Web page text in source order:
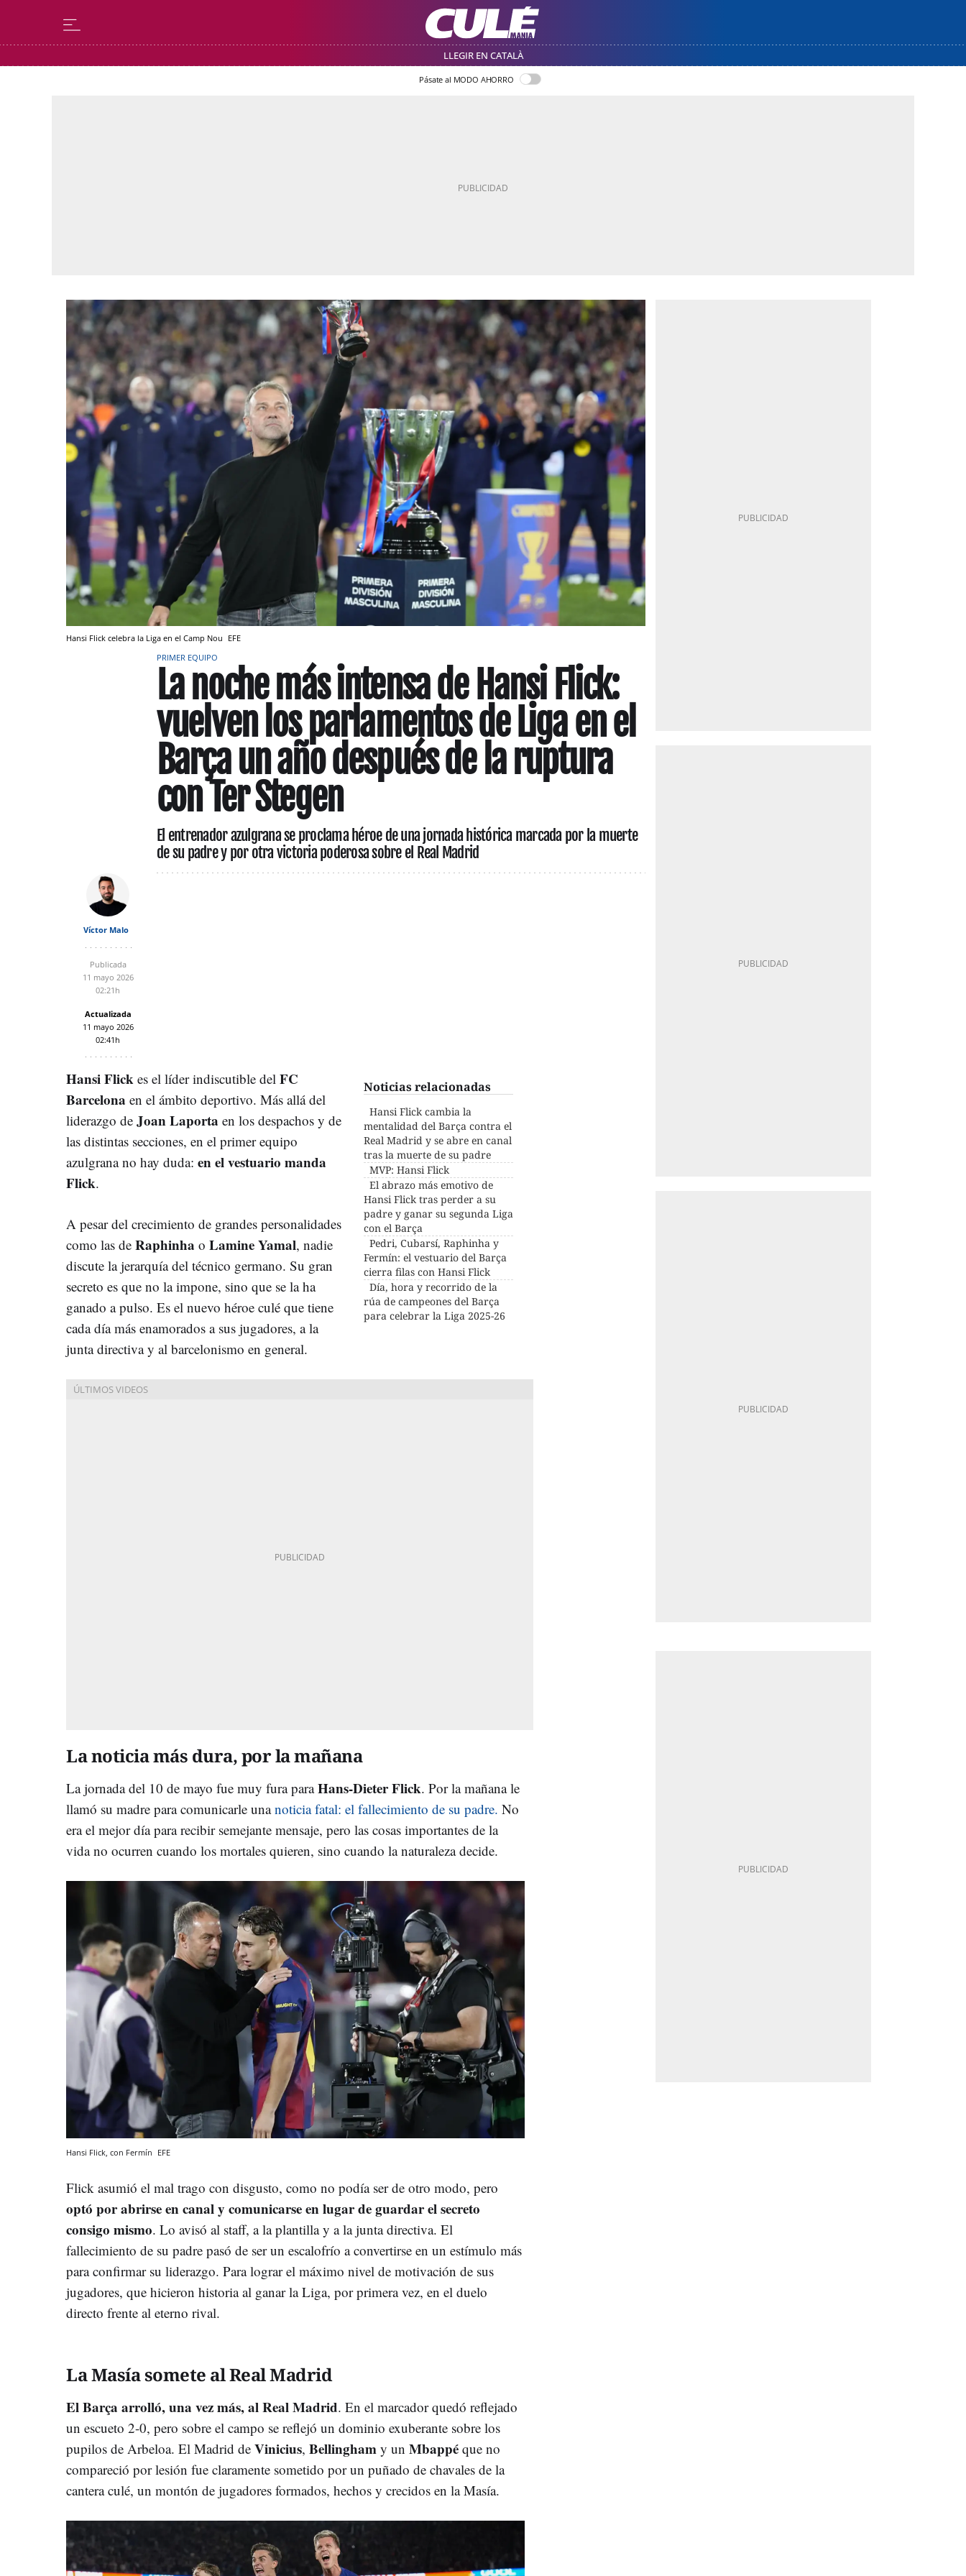
LLEGIR EN CATALÀ
Pásate al MODO AHORRO
Hansi Flick celebra la Liga en el Camp Nou EFE
PRIMER EQUIPO
La noche más intensa de Hansi Flick:
vuelven los parlamentos de Liga en el
Barça un año después de la ruptura
con Ter Stegen
El entrenador azulgrana se proclama héroe de una jornada histórica marcada por la muerte
de su padre y por otra victoria poderosa sobre el Real Madrid
Víctor Malo
Publicada
11 mayo 2026
02:21h
Actualizada
11 mayo 2026
02:41h
Noticias relacionadas
Hansi Flick cambia la
mentalidad del Barça contra el
Real Madrid y se abre en canal
tras la muerte de su padre
MVP: Hansi Flick
El abrazo más emotivo de
Hansi Flick tras perder a su
padre y ganar su segunda Liga
con el Barça
Pedri, Cubarsí, Raphinha y
Fermín: el vestuario del Barça
cierra filas con Hansi Flick
Día, hora y recorrido de la
rúa de campeones del Barça
para celebrar la Liga 2025-26
HansiFlick es el líder indiscutible del FC
Barcelona en el ámbito deportivo. Más allá del
liderazgo de JoanLaporta en los despachos y de
las distintas secciones, en el primer equipo
azulgrana no hay duda: en el vestuario manda
Flick.
A pesar del crecimiento de grandes personalidades
como las de Raphinha o LamineYamal, nadie
discute la jerarquía del técnico germano. Su gran
secreto es que no la impone, sino que se la ha
ganado a pulso. Es el nuevo héroe culé que tiene
cada día más enamorados a sus jugadores, a la
junta directiva y al barcelonismo en general.
La noticia más dura, por la mañana
La jornada del 10 de mayo fue muy fura paraHans-DieterFlick. Por la mañana le
llamó su madre para comunicarle unanoticia fatal: el fallecimiento de su padre. No
era el mejor día para recibir semejante mensaje, pero las cosas importantes de la
vida no ocurren cuando los mortales quieren, sino cuando la naturaleza decide.
Hansi Flick, con Fermín EFE
Flick asumió el mal trago con disgusto, como no podía ser de otro modo, pero
optó por abrirse en canal y comunicarse en lugar de guardar el secreto
consigo mismo. Lo avisó al staff, a la plantilla y a la junta directiva. El
fallecimiento de su padre pasó de ser un escalofrío a convertirse en un estímulo más
para confirmar su liderazgo. Para lograr el máximo nivel de motivación de sus
jugadores, que hicieron historia al ganar la Liga, por primera vez, en el duelo
directo frente al eterno rival.
La Masía somete al Real Madrid
El Barça arrolló, una vez más, al Real Madrid. En el marcador quedó reflejado
un escueto 2-0, pero sobre el campo se reflejó un dominio exuberante sobre los
pupilos de Arbeloa. El Madrid de Vinicius, Bellingham y un Mbappé que no
compareció por lesión fue claramente sometido por un puñado de chavales de la
cantera culé, un montón de jugadores formados, hechos y crecidos en la Masía.